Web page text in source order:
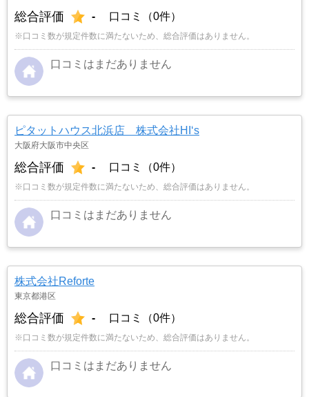
総合評価 - 口コミ（0件）
※口コミ数が規定件数に満たないため、総合評価はありません。
口コミはまだありません
ピタットハウス北浜店 株式会社HI‘s
大阪府大阪市中央区
総合評価 - 口コミ（0件）
※口コミ数が規定件数に満たないため、総合評価はありません。
口コミはまだありません
株式会社Reforte
東京都港区
総合評価 - 口コミ（0件）
※口コミ数が規定件数に満たないため、総合評価はありません。
口コミはまだありません